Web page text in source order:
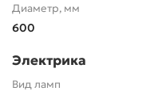
Диаметр, мм
600
Электрика
Вид ламп